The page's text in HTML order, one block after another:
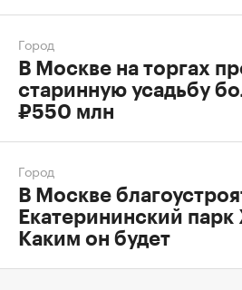
Город
В Москве на торгах
старинную усадьбу
₽550 млн
Город
В Москве
Екатерининский парк
Каким он будет